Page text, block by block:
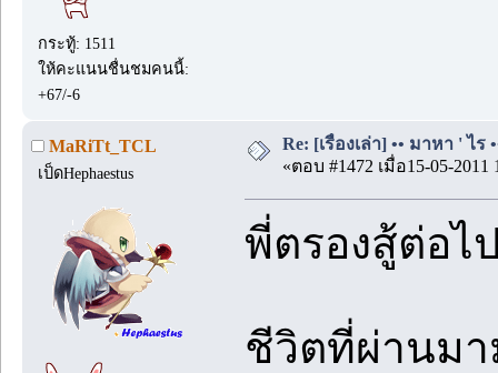
กระทู้: 1511
ให้คะแนนชื่นชมคนนี้:
+67/-6
MaRiTt_TCL
เป็ดHephaestus
Re: [เรื่องเล่า] •• มาหา ' ไร
«ตอบ #1472 เมื่อ15-05-2011
พี่ตรองสู้ต่อไ
ชีวิตที่ผ่านมา